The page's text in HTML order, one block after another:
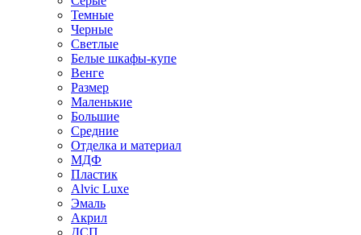
Темные
Черные
Светлые
Белые шкафы-купе
Венге
Размер
Маленькие
Большие
Средние
Отделка и материал
МДФ
Пластик
Alvic Luxe
Эмаль
Акрил
ДСП